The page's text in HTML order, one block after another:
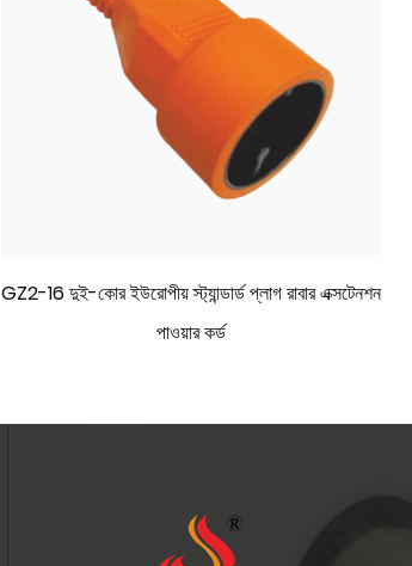
GZ2-16 দুই-কোর ইউরোপীয় স্ট্যান্ডার্ড প্লাগ রাবার এক্সটেনশন
পাওয়ার কর্ড